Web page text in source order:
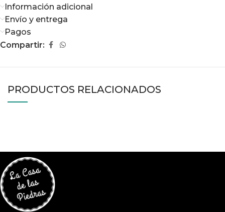
Información adicional
Envío y entrega
Pagos
Compartir:
PRODUCTOS RELACIONADOS